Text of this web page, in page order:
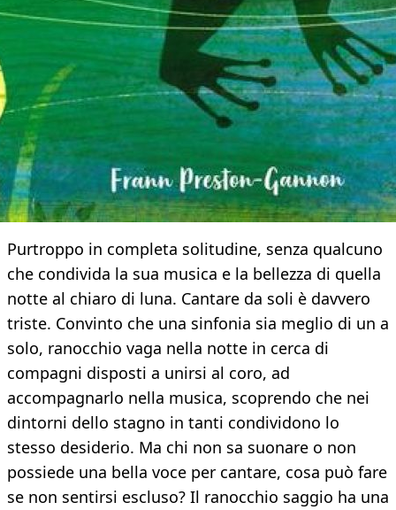
Purtroppo in completa solitudine, senza qualcuno
che condivida la sua musica e la bellezza di quella
notte al chiaro di luna. Cantare da soli è davvero
triste. Convinto che una sinfonia sia meglio di un a
solo, ranocchio vaga nella notte in cerca di
compagni disposti a unirsi al coro, ad
accompagnarlo nella musica, scoprendo che nei
dintorni dello stagno in tanti condividono lo
stesso desiderio. Ma chi non sa suonare o non
possiede una bella voce per cantare, cosa può fare
se non sentirsi escluso? Il ranocchio saggio ha una